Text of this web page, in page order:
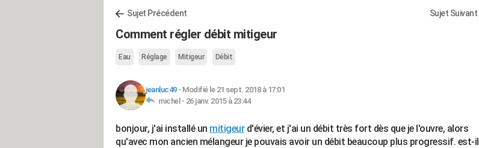
Sujet Précédent Sujet Suivant
Comment régler débit mitigeur
Eau Réglage Mitigeur Débit
jeanluc49- Modifié le 21 sept. 2018 à 17:01
michel - 26 janv. 2015 à 23:44
bonjour, j'ai installé un mitigeurd'évier, et j'ai un débit très fort dès que je l'ouvre, alors
qu'avec mon ancien mélangeur je pouvais avoir un débit beaucoup plus progressif. est-il